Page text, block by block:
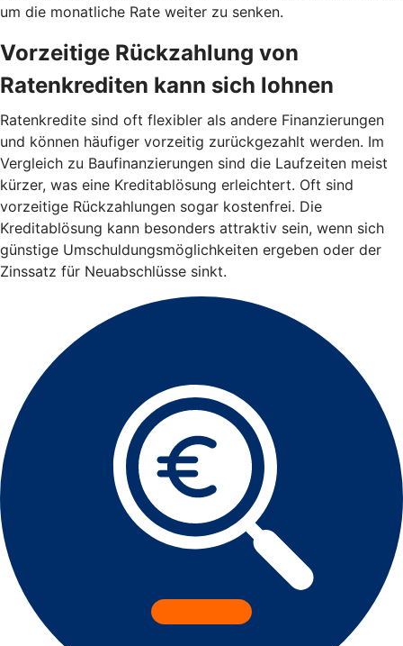
um die monatliche Rate weiter zu senken.
Vorzeitige Rückzahlung von
Ratenkrediten kann sich lohnen
Ratenkredite sind oft flexibler als andere Finanzierungen
und können häufiger vorzeitig zurückgezahlt werden. Im
Vergleich zu Baufinanzierungen sind die Laufzeiten meist
kürzer, was eine Kreditablösung erleichtert. Oft sind
vorzeitige Rückzahlungen sogar kostenfrei. Die
Kreditablösung kann besonders attraktiv sein, wenn sich
günstige Umschuldungsmöglichkeiten ergeben oder der
Zinssatz für Neuabschlüsse sinkt.